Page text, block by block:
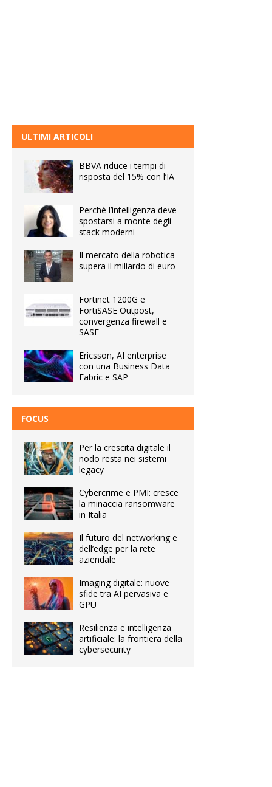
ULTIMI ARTICOLI
BBVA riduce i tempi di
risposta del 15% con l’IA
Perché l’intelligenza deve
spostarsi a monte degli
stack moderni
Il mercato della robotica
supera il miliardo di euro
Fortinet 1200G e
FortiSASE Outpost,
convergenza firewall e
SASE
Ericsson, AI enterprise
con una Business Data
Fabric e SAP
FOCUS
Per la crescita digitale il
nodo resta nei sistemi
legacy
Cybercrime e PMI: cresce
la minaccia ransomware
in Italia
Il futuro del networking e
dell’edge per la rete
aziendale
Imaging digitale: nuove
sfide tra AI pervasiva e
GPU
Resilienza e intelligenza
artificiale: la frontiera della
cybersecurity